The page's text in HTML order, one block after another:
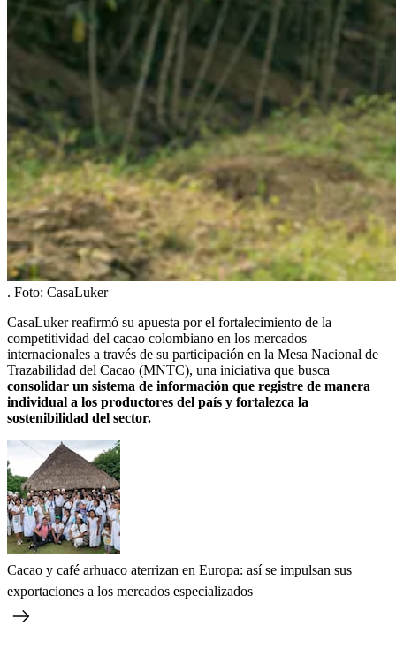
. Foto: CasaLuker
CasaLuker reafirmó su apuesta por el fortalecimiento de la
competitividad del cacao colombiano en los mercados
internacionales a través de su participación en la Mesa Nacional de
Trazabilidad del Cacao (MNTC), una iniciativa que busca
consolidar un sistema de información que registre de manera
individual a los productores del país y fortalezca la
sostenibilidad del sector.
Cacao y café arhuaco aterrizan en Europa: así se impulsan sus
exportaciones a los mercados especializados